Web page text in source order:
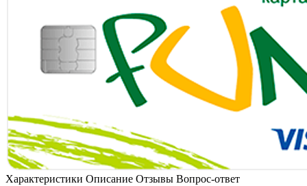
Характеристики Описание Отзывы Вопрос-ответ